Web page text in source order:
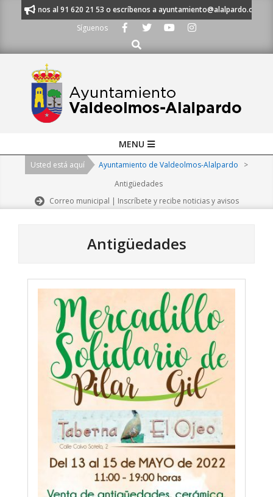
- Llámanos al 91 620 21 53 o escríbenos a ayuntamiento@alalpardo.org
Síguenos
Buscar
Navigation
MENU
Usted está aquí Ayuntamiento de Valdeolmos-Alalpardo
>
Antigüedades
Correo municipal | Inscríbete y recibe noticias y avisos
Antigüedades